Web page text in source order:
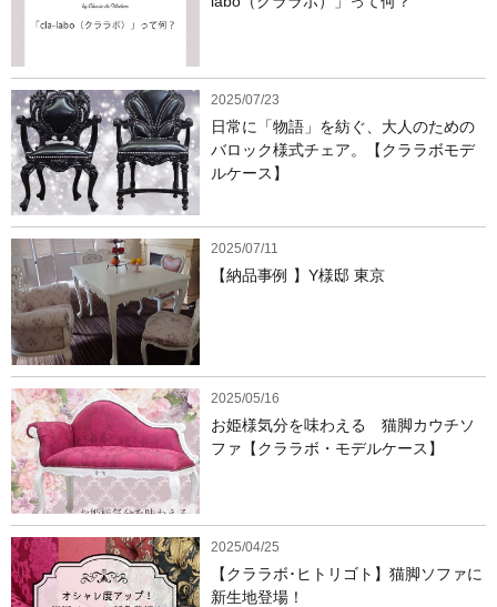
2025/07/23
日常に「物語」を紡ぐ、大人のための
バロック様式チェア。【クララボモデ
ルケース】
2025/07/11
【納品事例 】Y様邸 東京
2025/05/16
お姫様気分を味わえる 猫脚カウチソ
ファ【クララボ・モデルケース】
2025/04/25
【クララボ･ヒトリゴト】猫脚ソファに
新生地登場！